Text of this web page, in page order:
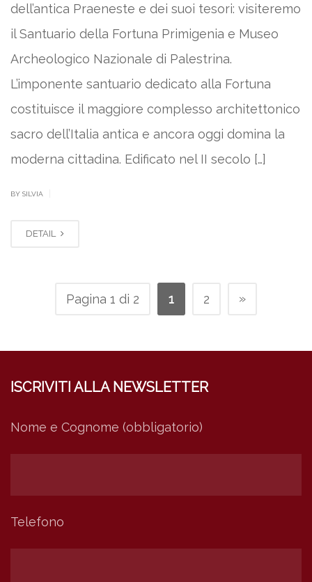
dell’antica Praeneste e dei suoi tesori: visiteremo
il Santuario della Fortuna Primigenia e Museo
Archeologico Nazionale di Palestrina.
L’imponente santuario dedicato alla Fortuna
costituisce il maggiore complesso architettonico
sacro dell’Italia antica e ancora oggi domina la
moderna cittadina. Edificato nel II secolo […]
BY SILVIA
DETAIL
Pagina 1 di 2 1 2 »
ISCRIVITI ALLA NEWSLETTER
Nome e Cognome (obbligatorio)
Telefono